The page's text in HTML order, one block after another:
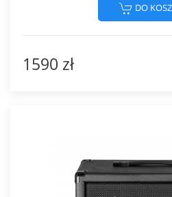
DO
1590 zł